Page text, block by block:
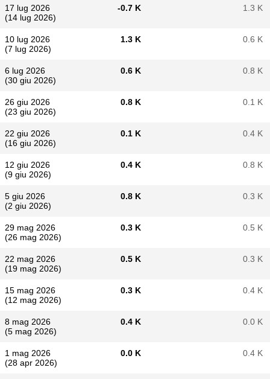
17 lug 2026
(14 lug 2026)
-0.7 K 1.3 K
10 lug 2026
(7 lug 2026)
1.3 K 0.6 K
6 lug 2026
(30 giu 2026)
0.6 K 0.8 K
26 giu 2026
(23 giu 2026)
0.8 K 0.1 K
22 giu 2026
(16 giu 2026)
0.1 K 0.4 K
12 giu 2026
(9 giu 2026)
0.4 K 0.8 K
5 giu 2026
(2 giu 2026)
0.8 K 0.3 K
29 mag 2026
(26 mag 2026)
0.3 K 0.5 K
22 mag 2026
(19 mag 2026)
0.5 K 0.3 K
15 mag 2026
(12 mag 2026)
0.3 K 0.4 K
8 mag 2026
(5 mag 2026)
0.4 K 0.0 K
1 mag 2026
(28 apr 2026)
0.0 K 0.4 K